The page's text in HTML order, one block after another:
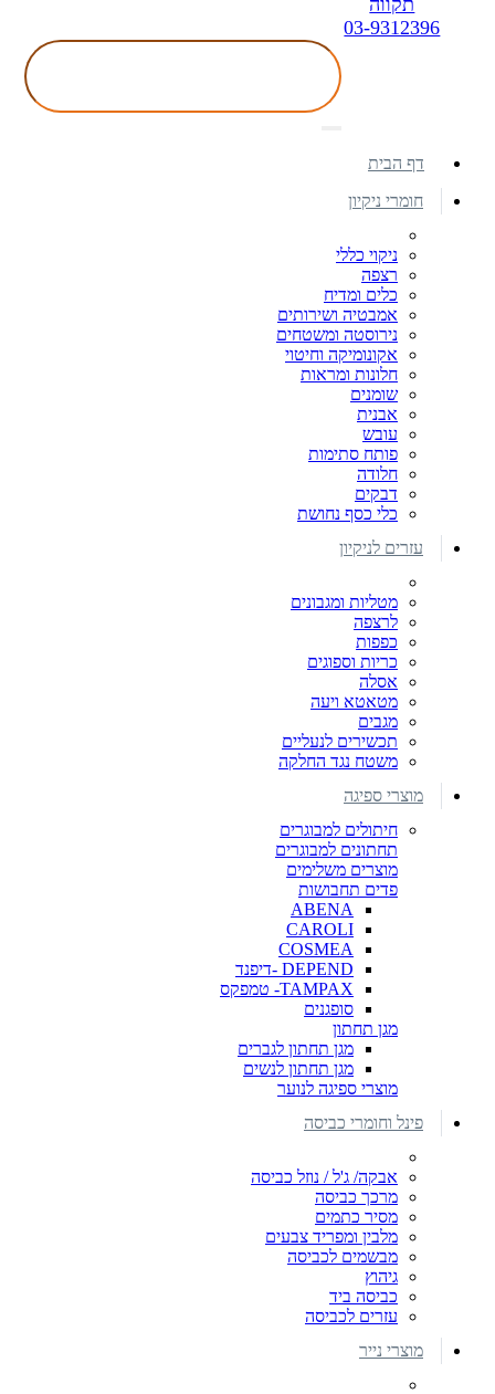
תקווה
03-9312396
דף הבית
חומרי ניקיון
ניקוי כללי
רצפה
כלים ומדיח
אמבטיה ושירותים
נירוסטה ומשטחים
אקונומיקה וחיטוי
חלונות ומראות
שומנים
אבנית
עובש
פותח סתימות
חלודה
דבקים
כלי כסף נחושת
עזרים לניקיון
מטליות ומגבונים
לרצפה
כפפות
כריות וספוגים
אסלה
מטאטא ויעה
מגבים
תכשירים לנעליים
משטח נגד החלקה
מוצרי ספיגה
חיתולים למבוגרים
תחתונים למבוגרים
מוצרים משלימים
פדים תחבושות
ABENA
CAROLI
COSMEA
DEPEND -דיפנד
TAMPAX- טמפקס
סופגנים
מגן תחתון
מגן תחתון לגברים
מגן תחתון לנשים
מוצרי ספיגה לנוער
פינל וחומרי כביסה
אבקה/ ג'ל / נוזל כביסה
מרכך כביסה
מסיר כתמים
מלבין ומפריד צבעים
מבשמים לכביסה
גיהוץ
כביסה ביד
עזרים לכביסה
מוצרי נייר